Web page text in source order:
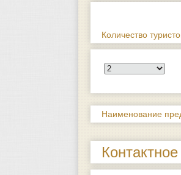
Количество
Наименование